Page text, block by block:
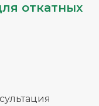
откатных